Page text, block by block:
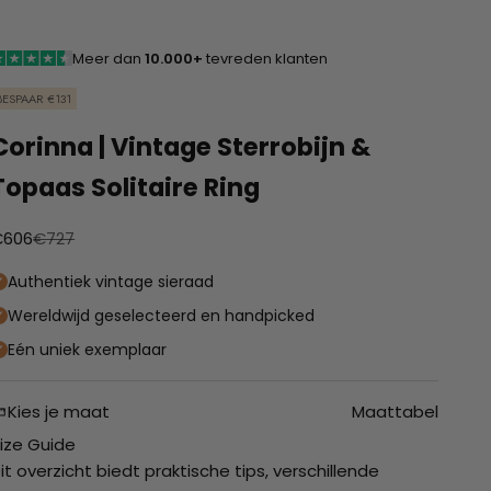
Meer dan 10.000+ tevreden klanten
€131
| Vintage Sterrobijn &
Solitaire Ring
Normale prijs
€727
Authentiek vintage sieraad
Wereldwijd geselecteerd en handpicked
Eén uniek exemplaar
Kies je maat
Maattabel
Guide
overzicht biedt praktische tips, verschillende